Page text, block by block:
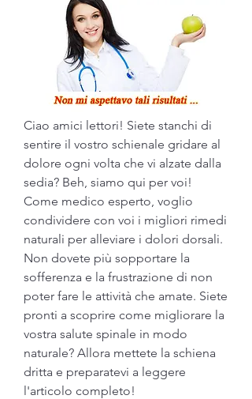
Ciao amici lettori! Siete stanchi di
sentire il vostro schienale gridare al
dolore ogni volta che vi alzate dalla
sedia? Beh, siamo qui per voi!
Come medico esperto, voglio
condividere con voi i migliori rimedi
naturali per alleviare i dolori dorsali.
Non dovete più sopportare la
sofferenza e la frustrazione di non
poter fare le attività che amate. Siete
pronti a scoprire come migliorare la
vostra salute spinale in modo
naturale? Allora mettete la schiena
dritta e preparatevi a leggere
l'articolo completo!